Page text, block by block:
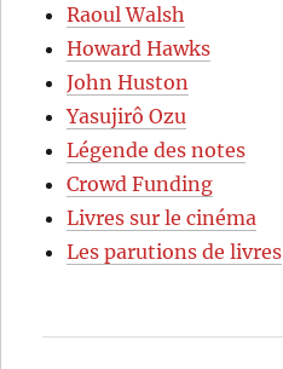
Raoul Walsh
Howard Hawks
John Huston
Yasujirô Ozu
Légende des notes
Crowd Funding
Livres sur le cinéma
Les parutions de livres